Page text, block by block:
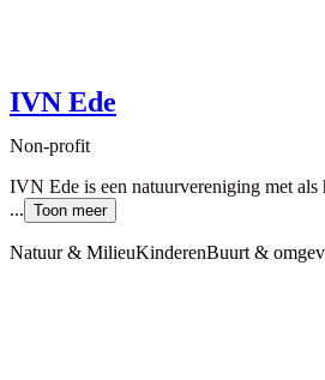
IVN Ede
Non-profit
IVN Ede is een natuurvereniging met
... Toon meer
Natuur & MilieuKinderenBuurt &